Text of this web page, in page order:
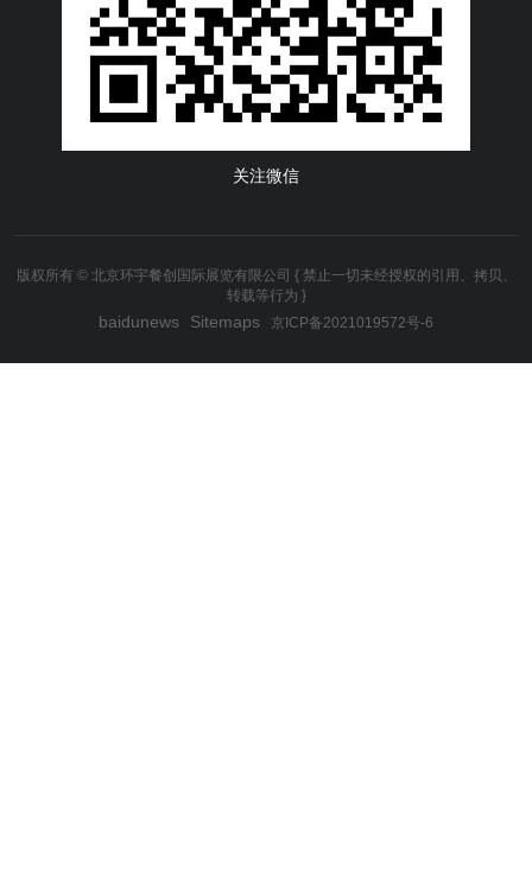
关注微信
版权所有 © 北京环宇餐创国际展览有限公司 { 禁止一切未经授权的引用、拷贝、
转载等行为 }
baidunews Sitemaps 京ICP备2021019572号-6